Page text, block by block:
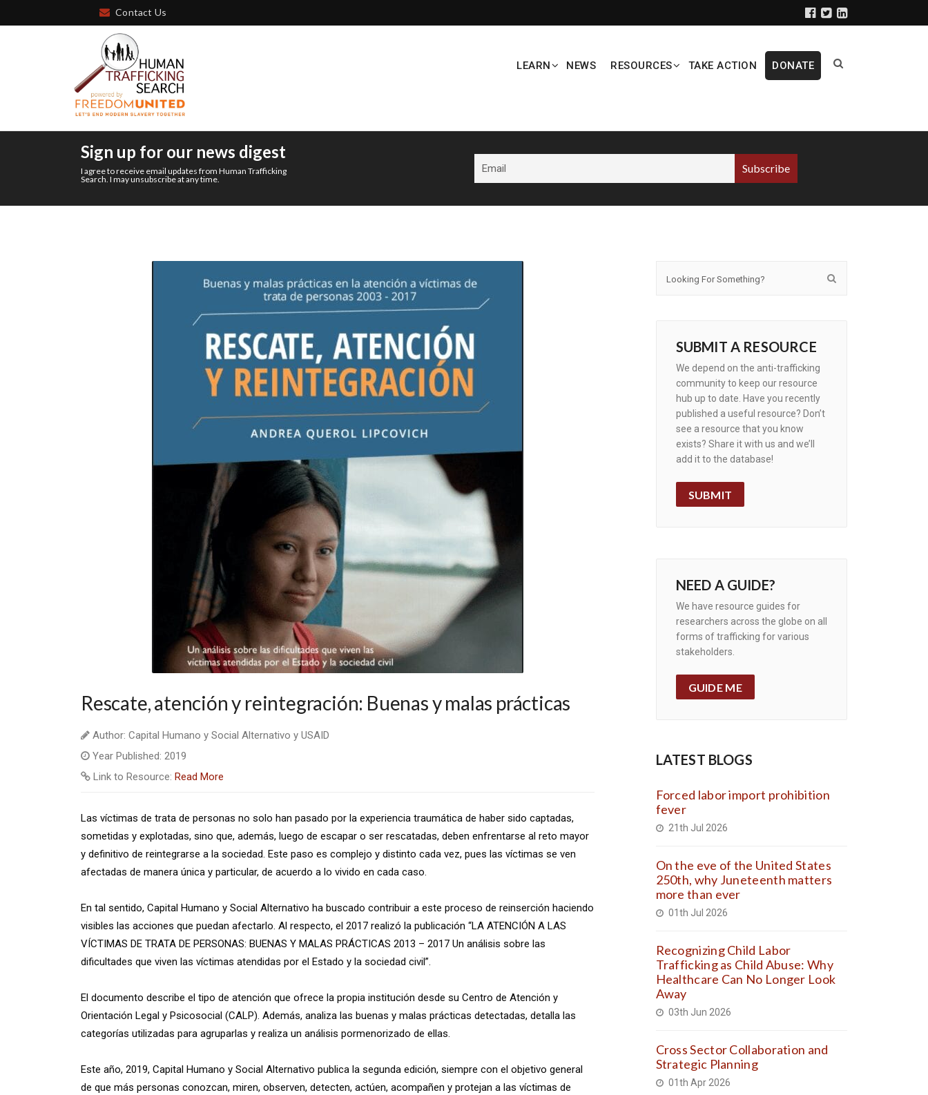
Contact Us
LEARN NEWS RESOURCES TAKE ACTION DONATE
Sign up for our news digest
I agree to receive email updates from Human Trafficking
Search. I may unsubscribe at any time.
Rescate, atención y reintegración: Buenas y malas prácticas
Author: Capital Humano y Social Alternativo y USAID
Year Published: 2019
Link to Resource: Read More
Las víctimas de trata de personas no solo han pasado por la experiencia traumática de haber sido captadas,
sometidas y explotadas, sino que, además, luego de escapar o ser rescatadas, deben enfrentarse al reto mayor
y definitivo de reintegrarse a la sociedad. Este paso es complejo y distinto cada vez, pues las víctimas se ven
afectadas de manera única y particular, de acuerdo a lo vivido en cada caso.
En tal sentido, Capital Humano y Social Alternativo ha buscado contribuir a este proceso de reinserción haciendo
visibles las acciones que puedan afectarlo. Al respecto, el 2017 realizó la publicación “LA ATENCIÓN A LAS
VÍCTIMAS DE TRATA DE PERSONAS: BUENAS Y MALAS PRÁCTICAS 2013 – 2017 Un análisis sobre las
dificultades que viven las víctimas atendidas por el Estado y la sociedad civil”.
El documento describe el tipo de atención que ofrece la propia institución desde su Centro de Atención y
Orientación Legal y Psicosocial (CALP). Además, analiza las buenas y malas prácticas detectadas, detalla las
categorías utilizadas para agruparlas y realiza un análisis pormenorizado de ellas.
Este año, 2019, Capital Humano y Social Alternativo publica la segunda edición, siempre con el objetivo general
de que más personas conozcan, miren, observen, detecten, actúen, acompañen y protejan a las víctimas de
SUBMIT A RESOURCE
We depend on the anti-trafficking
community to keep our resource
hub up to date. Have you recently
published a useful resource? Don’t
see a resource that you know
exists? Share it with us and we’ll
add it to the database!
SUBMIT
NEED A GUIDE?
We have resource guides for
researchers across the globe on all
forms of trafficking for various
stakeholders.
GUIDE ME
LATEST BLOGS
Forced labor import prohibition
fever
21th Jul 2026
On the eve of the United States
250th, why Juneteenth matters
more than ever
01th Jul 2026
Recognizing Child Labor
Trafficking as Child Abuse: Why
Healthcare Can No Longer Look
Away
03th Jun 2026
Cross Sector Collaboration and
Strategic Planning
01th Apr 2026